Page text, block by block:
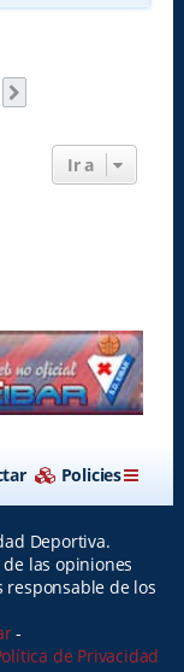
Ir a
Policies
Deportiva.
las opiniones
responsable de los
-
de Privacidad